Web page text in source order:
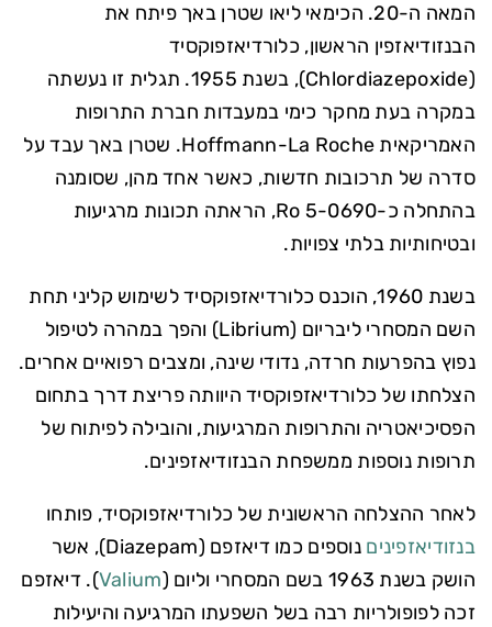
המאה ה-20. הכימאי ליאו שטרן באך פיתח את
הבנזודיאזפין הראשון, כלורדיאזפוקסיד
(Chlordiazepoxide), בשנת 1955. תגלית זו נעשתה
במקרה בעת מחקר כימי במעבדות חברת התרופות
האמריקאית Hoffmann-La Roche. שטרן באך עבד על
סדרה של תרכובות חדשות, כאשר אחד מהן, שסומנה
בהתחלה כ-Ro 5-0690, הראתה תכונות מרגיעות
ובטיחותיות בלתי צפויות.
בשנת 1960, הוכנס כלורדיאזפוקסיד לשימוש קליני תחת
השם המסחרי ליבריום (Librium) והפך במהרה לטיפול
נפוץ בהפרעות חרדה, נדודי שינה, ומצבים רפואיים אחרים.
הצלחתו של כלורדיאזפוקסיד היוותה פריצת דרך בתחום
הפסיכיאטריה והתרופות המרגיעות, והובילה לפיתוח של
תרופות נוספות ממשפחת הבנזודיאזפינים.
לאחר ההצלחה הראשונית של כלורדיאזפוקסיד, פותחו
בנזודיאזפינים
נוספים כמו דיאזפם (Diazepam), אשר
הושק בשנת 1963 בשם המסחרי וליום (
Valium). דיאזפם
זכה לפופולריות רבה בשל השפעתו המרגיעה והיעילות